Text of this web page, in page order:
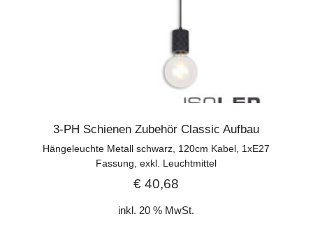
3-PH Schienen Zubehör Classic Aufbau
Hängeleuchte Metall schwarz, 120cm Kabel, 1xE27
Fassung, exkl. Leuchtmittel
€ 40,68
inkl. 20 % MwSt.